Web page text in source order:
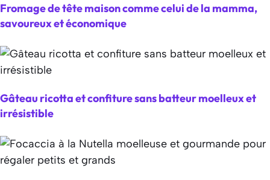
Fromage de tête maison comme celui de la mamma,
savoureux et économique
Gâteau ricotta et confiture sans batteur moelleux et
irrésistible